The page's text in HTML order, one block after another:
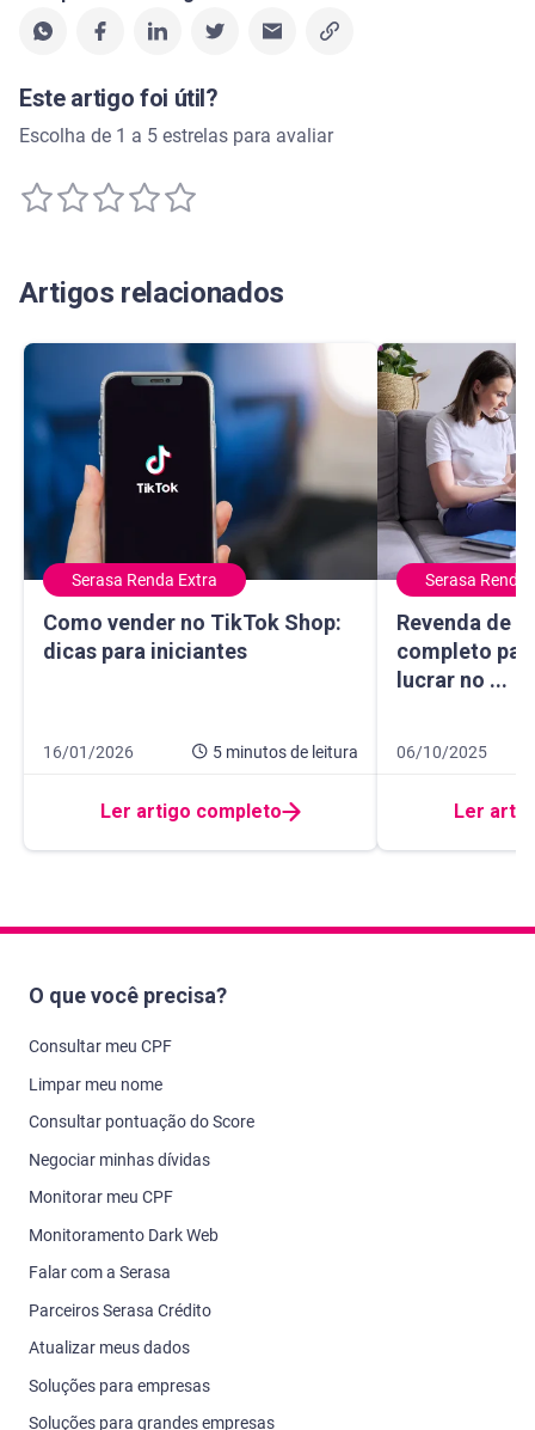
Este artigo foi útil?
Escolha de 1 a 5 estrelas para avaliar
Artigos relacionados
Serasa Renda Extra
Como vender no TikTok Shop:
dicas para iniciantes
Como vender no TikTok Shop: dicas para iniciantes
Data de publicação 16 de janeiro de 2026
16/01/2026 5 minutosde leitura
5 minutos de leitura
Ler artigo completo
Serasa Renda
Revenda de
completo
lucrar no ...
Revenda de
Data de
06/10/2025
12 minutos de
Ler
O que você precisa?
Consultar meu CPF
Limpar meu nome
Consultar pontuação do Score
Negociar minhas dívidas
Monitorar meu CPF
Monitoramento Dark Web
Falar com a Serasa
Parceiros Serasa Crédito
Atualizar meus dados
Soluções para empresas
Soluções para grandes empresas